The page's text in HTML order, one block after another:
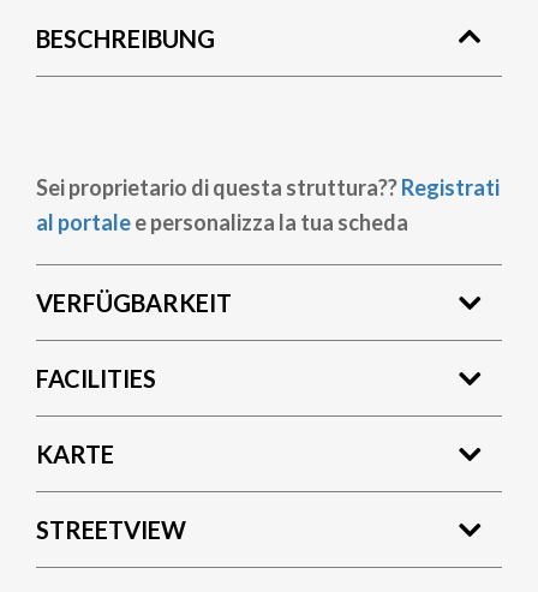
BESCHREIBUNG
Sei proprietario di questa struttura??Registrati
al portalee personalizza la tua scheda
VERFÜGBARKEIT
FACILITIES
KARTE
STREETVIEW